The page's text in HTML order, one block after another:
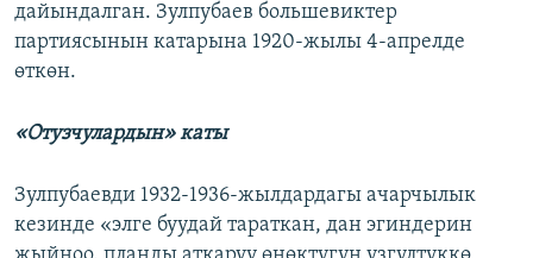
дайындалган. Зулпубаев большевиктер
партиясынын катарына 1920-жылы 4-апрелде
өткөн.
«Отузчулардын» каты
Зулпубаевди 1932-1936-жылдардагы ачарчылык
кезинде «элге буудай тараткан, дан эгиндерин